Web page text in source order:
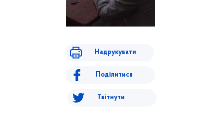
Надрукувати
Поділитися
Твітнути